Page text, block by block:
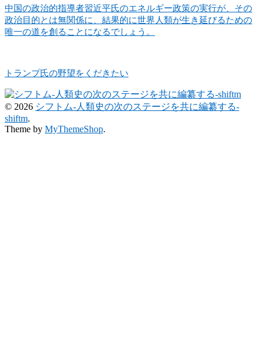
中国の政治的指導者習近平氏のエネルギー政策の実行が、その
政治目的とは無関係に、結果的に世界人類が生き延びるための
唯一の道を創ることになるでしょう。
トランプ氏の野望をくだきたい
© 2026 シフトム-人類史の次のステージを共に編纂する-
shiftm.
Theme by MyThemeShop.